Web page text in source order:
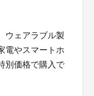
ウェアラブル製
電やスマートホ
別価格で購入で